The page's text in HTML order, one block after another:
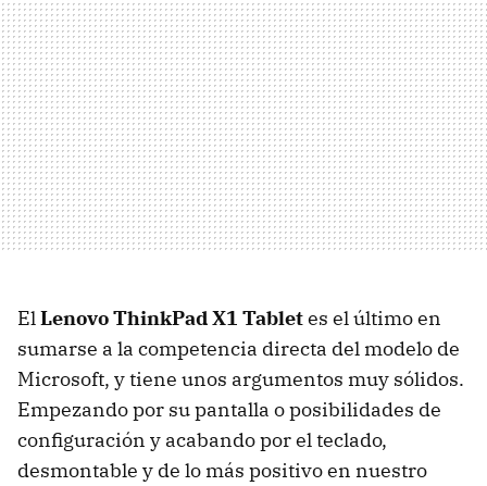
ElLenovo ThinkPad X1 Tabletes el último en
sumarse a la competencia directa del modelo de
Microsoft, y tiene unos argumentos muy sólidos.
Empezando por su pantalla o posibilidades de
configuración y acabando por el teclado,
desmontable y de lo más positivo en nuestro